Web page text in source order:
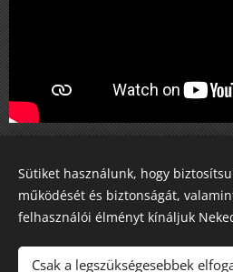
Share
Sütiket használunk, hogy
működését és biztonságát,
felhasználói élményt kínáljuk
Csak a legszükségesebbek